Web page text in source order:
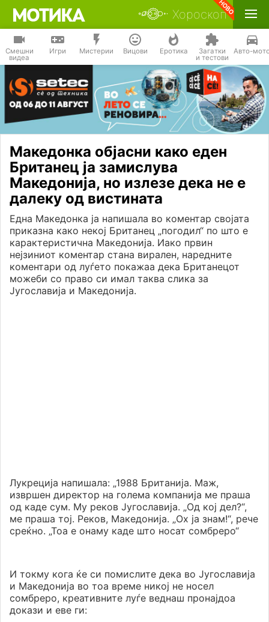
Хороскоп
Смешни
видеа
Игри Мистерии Вицови Еротика Загатки
и тестови
Авто-
Македонка објасни како еден
Британец ја замислува
Македонија, но излезе дека не е
далеку од вистината
Една Македонка ја напишала во коментар својата
приказна како некој Британец „погодил“ по што е
карактеристична Македонија. Иако првин
нејзиниот коментар стана вирален, наредните
коментари од луѓето покажаа дека Британецот
можеби со право си имал таква слика за
Југославија и Македонија.
Лукреција напишала: „1988 Британија. Маж,
извршен директор на голема компанија ме праша
од каде сум. Му реков Југославија. „Од кој дел?“,
ме праша тој. Реков, Македонија. „Ох ја знам!“, рече
среќно. „Тоа е онаму каде што носат сомбреро“
И токму кога ќе си помислите дека во Југославија
и Македонија во тоа време никој не носел
сомбреро, креативните луѓе веднаш пронајдоа
докази и еве ги: